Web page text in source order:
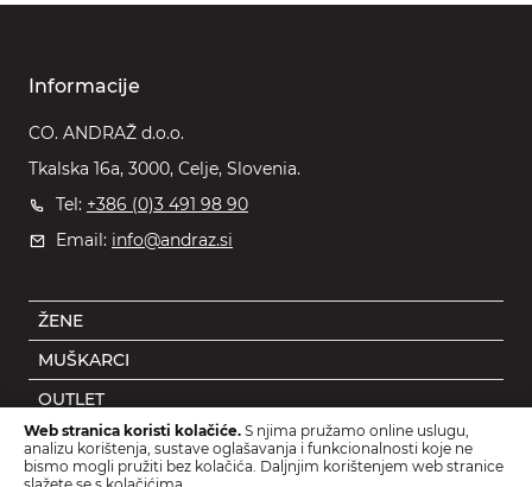
Informacije
CO. ANDRAŽ d.o.o.
Tkalska 16a, 3000, Celje, Slovenia.
Tel: +386 (0)3 491 98 90
Email: info@andraz.si
ŽENE
MUŠKARCI
OUTLET
DJECA
DODACI
Web stranica koristi kolačiće. S njima pružamo online uslugu,
analizu korištenja, sustave oglašavanja i funkcionalnosti koje ne
bismo mogli pružiti bez kolačića. Daljnjim korištenjem web stranice